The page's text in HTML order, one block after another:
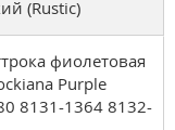
(Rustic)
фиолетовая
Purple
8131-1364 8132-